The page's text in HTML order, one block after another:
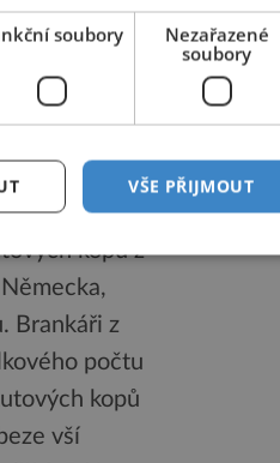
střelby
je
se, učit se,
kopů z
Brankáři z
počtu
kopů
vší
soubory
Nezařazené
soubory
VŠE PŘIJMOUT